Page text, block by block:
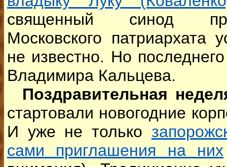
священный синод
Московского патриархата
не известно. Но
Владимира Кальцева.
Поздравительная
стартовали новогодние
И уже не только
сами приглашения на них